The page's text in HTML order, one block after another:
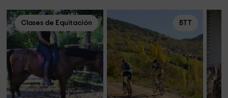
Clases de Equitación BTT